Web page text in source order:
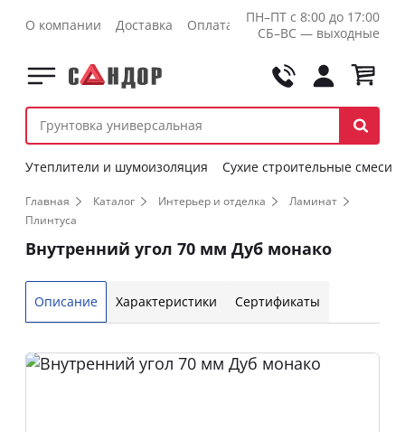
О компании Доставка Оплата Контакты Оптовикам
ПН–ПТ с 8:00 до 17:00
СБ–ВС — выходные
Утеплители и шумоизоляция Сухие строительные смеси
Главная Каталог Интерьер и отделка
Ламинат
Плинтуса
Внутренний угол 70 мм Дуб монако
Описание Характеристики Сертификаты